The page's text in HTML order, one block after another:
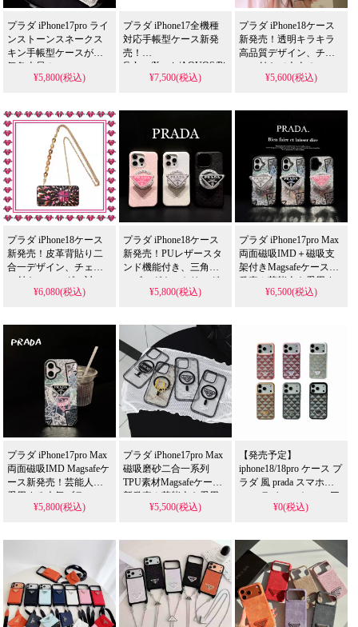
プラダ iPhone17pro ライ
ンストーンスネークス
キン手帳型ケースが人
気急上昇！
iPhone16/Galaxy
カロンカラー。芸能人
も注目するかわいいデ
ザイン、耐衝撃＆防水
機能で実用性抜群。
iPhone17ケースとして使
える格安価格、
iPhone16pro/15promaxケ
ースとしてもおすすめ
¥5,800(税込)
プラダ iPhone17全機種
対応手帳型ケース新発
売！
Galaxy/Xperia/AQUOS/Pixel/Huawei
全機種対応、男女兼用
水の多機能仕様。かわ
り、iPhone17ケースとし
て格安で手に入る。
iPhone16pro/15promaxケ
ースとしても使える優
¥7,500(税込)
プラダ iPhone18ケース
新発売！透明キラキラ
高品質デザイン、チェ
ーン付きで大人オシャ
ド、耐衝撃＆防水の多
機能仕様。綺麗で可愛
いスタイルが流行り、
格安で手に入り、
iPhone17pro/16promaxケ
ースとしても使える優
れもの！
¥5,600(税込)
プラダ iPhone18ケース
新発売！皮革背貼り二
合一デザイン、チェー
ン付きショルダー対
応。iPhone11pro max/XS
耐衝撃＆防水の多機能
仕様。かわいいオシャ
レスタイル、
iPhone17pro/16promaxケ
ースとしても格安で手
に入る優れもの！
¥6,080(税込)
プラダ iPhone18ケース
新発売！PUレザースタ
ンド機能付き、三角形
ロゴマグネットリング
搭載MagSafe対応。
愛用する人気ブラン
ド、耐衝撃＆防水の多
機能仕様。シンプルオ
シャレなかわいいスタ
イルが流行り、格安で
手に入り、
iPhone17pro/16promaxケ
ースとしても使える優
¥5,800(税込)
プラダ iPhone17pro Max
両面磁吸IMD＋磁吸支
架付きMagsafeケース新
発売！芸能人も愛用す
る人気ブランド、耐衝
で手に入り、iPhone18ケ
ースとしても使える優
れもの！
¥6,500(税込)
プラダ iPhone17pro Max
両面磁吸IMD Magsafeケ
ース新発売！芸能人も
愛用する人気ブラン
ド、耐衝撃＆防水の多
iPhone18ケースとしても
使える優れもの！
¥5,800(税込)
プラダ iPhone17pro Max
磁吸磨砂二合一系列
TPU素材Magsafeケース
新発売！芸能人も愛用
する人気ブランド、耐
イルが流行り、格安で
手に入り、iPhone18ケー
スとしても使える優れ
もの！
¥5,500(税込)
【発売予定】
iphone18/18pro ケース プ
ラダ 風 prada スマホケ
ース ラインストーン 三
角モチーフ 6 色展開 耐
レガント 大人向け レデ
ィース 売れ筋 アイフォ
ン16/16 pro/16pro max/16
plus/17/17pro 携帯ケース
全機種対応
¥0(税込)